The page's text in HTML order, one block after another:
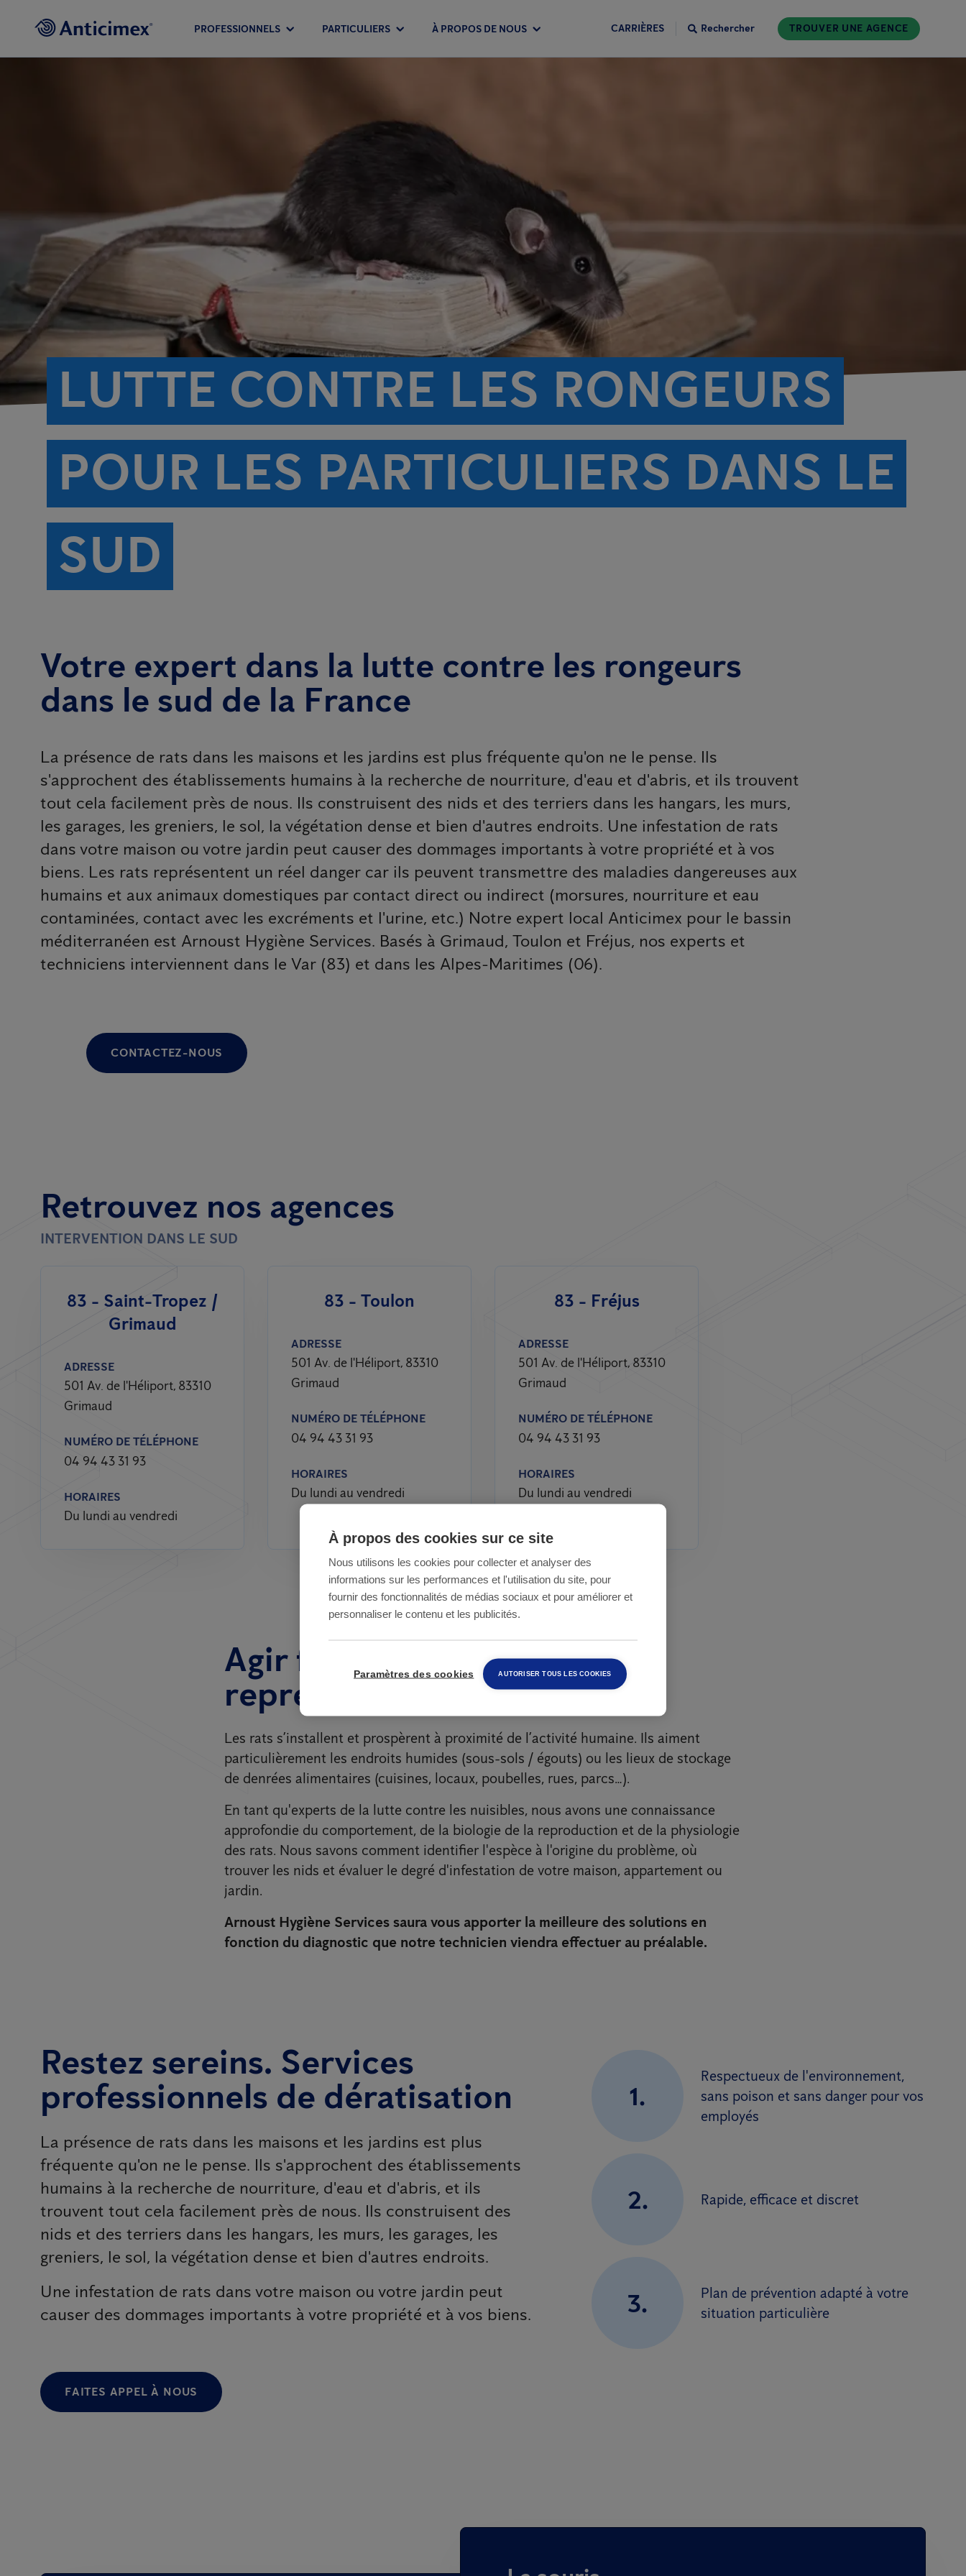
PROFESSIONNELS PARTICULIERS À PROPOS DE NOUS CARRIÈRES Rechercher TROUVER UNE AGENCE
LUTTE CONTRE LES RONGEURS
POUR LES PARTICULIERS DANS LE
SUD
Votre expert dans la lutte contre les rongeurs
dans le sud de la France
La présence de rats dans les maisons et les jardins est plus fréquente qu'on ne le pense. Ils
s'approchent des établissements humains à la recherche de nourriture, d'eau et d'abris, et ils trouvent
tout cela facilement près de nous. Ils construisent des nids et des terriers dans les hangars, les murs,
les garages, les greniers, le sol, la végétation dense et bien d'autres endroits. Une infestation de rats
dans votre maison ou votre jardin peut causer des dommages importants à votre propriété et à vos
biens. Les rats représentent un réel danger car ils peuvent transmettre des maladies dangereuses aux
humains et aux animaux domestiques par contact direct ou indirect (morsures, nourriture et eau
contaminées, contact avec les excréments et l'urine, etc.) Notre expert local Anticimex pour le bassin
méditerranéen est Arnoust Hygiène Services. Basés à Grimaud, Toulon et Fréjus, nos experts et
techniciens interviennent dans le Var (83) et dans les Alpes-Maritimes (06).
CONTACTEZ-NOUS
Retrouvez nos agences
INTERVENTION DANS LE SUD
83 - Saint-Tropez /
Grimaud
ADRESSE
501 Av. de l'Héliport, 83310
Grimaud
NUMÉRO DE TÉLÉPHONE
04 94 43 31 93
HORAIRES
Du lundi au vendredi
83 - Toulon
ADRESSE
501 Av. de l'Héliport, 83310
Grimaud
NUMÉRO DE TÉLÉPHONE
04 94 43 31 93
HORAIRES
Du lundi au vendredi
83 - Fréjus
ADRESSE
501 Av. de l'Héliport, 83310
Grimaud
NUMÉRO DE TÉLÉPHONE
04 94 43 31 93
HORAIRES
Du lundi au vendredi
Agir face aux risques que
représentent les rats
Les rats s’installent et prospèrent à proximité de l’activité humaine. Ils aiment
particulièrement les endroits humides (sous-sols / égouts) ou les lieux de stockage
de denrées alimentaires (cuisines, locaux, poubelles, rues, parcs…).
En tant qu'experts de la lutte contre les nuisibles, nous avons une connaissance
approfondie du comportement, de la biologie de la reproduction et de la physiologie
des rats. Nous savons comment identifier l'espèce à l'origine du problème, où
trouver les nids et évaluer le degré d'infestation de votre maison, appartement ou
jardin.
Arnoust Hygiène Services saura vous apporter la meilleure des solutions en
fonction du diagnostic que notre technicien viendra effectuer au préalable.
Restez sereins. Services
professionnels de dératisation
La présence de rats dans les maisons et les jardins est plus
fréquente qu'on ne le pense. Ils s'approchent des établissements
humains à la recherche de nourriture, d'eau et d'abris, et ils
trouvent tout cela facilement près de nous. Ils construisent des
nids et des terriers dans les hangars, les murs, les garages, les
greniers, le sol, la végétation dense et bien d'autres endroits.
Une infestation de rats dans votre maison ou votre jardin peut
causer des dommages importants à votre propriété et à vos biens.
FAITES APPEL À NOUS
1.
Respectueux de l'environnement,
sans poison et sans danger pour vos
employés
2. Rapide, efficace et discret
3.
Plan de prévention adapté à votre
situation particulière
À propos des cookies sur ce site
Nous utilisons les cookies pour collecter et analyser des
informations sur les performances et l'utilisation du site, pour
fournir des fonctionnalités de médias sociaux et pour améliorer et
personnaliser le contenu et les publicités.
Paramètres des cookies AUTORISER TOUS LES COOKIES